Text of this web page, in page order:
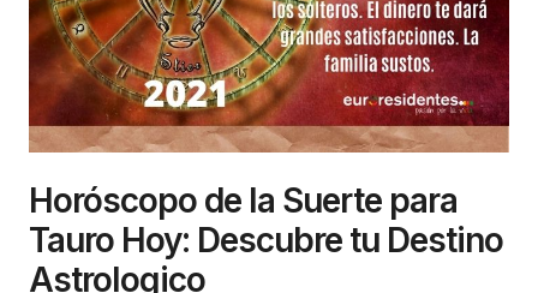
Horóscopo de la Suerte para
Tauro Hoy: Descubre tu Destino
Astrologico